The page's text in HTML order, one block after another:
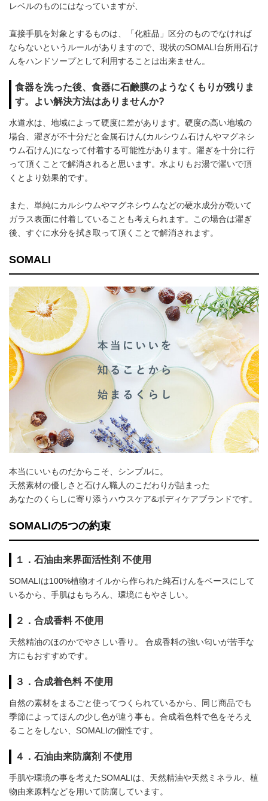
レベルのものにはなっていますが、
直接手肌を対象とするものは、「化粧品」区分のものでなければ
ならないというルールがありますので、現状のSOMALI台所用石け
んをハンドソープとして利用することは出来ません。
食器を洗った後、食器に石鹸膜のようなくもりが残りま
す。よい解決方法はありませんか?
水道水は、地域によって硬度に差があります。硬度の高い地域の
場合、濯ぎが不十分だと金属石けん(カルシウム石けんやマグネシ
ウム石けん)になって付着する可能性があります。濯ぎを十分に行
って頂くことで解消されると思います。水よりもお湯で濯いで頂
くとより効果的です。
また、単純にカルシウムやマグネシウムなどの硬水成分が乾いて
ガラス表面に付着していることも考えられます。この場合は濯ぎ
後、すぐに水分を拭き取って頂くことで解消されます。
SOMALI
本当にいいものだからこそ、シンプルに。
天然素材の優しさと石けん職人のこだわりが詰まった
あなたのくらしに寄り添うハウスケア&ボディケアブランドです。
SOMALIの5つの約束
１．石油由来界面活性剤 不使用
SOMALIは100%植物オイルから作られた純石けんをベースにして
いるから、手肌はもちろん、環境にもやさしい。
２．合成香料 不使用
天然精油のほのかでやさしい香り。 合成香料の強い匂いが苦手な
方にもおすすめです。
３．合成着色料 不使用
自然の素材をまるごと使ってつくられているから、同じ商品でも
季節によってほんの少し色が違う事も。合成着色料で色をそろえ
ることをしない、SOMALIの個性です。
４．石油由来防腐剤 不使用
手肌や環境の事を考えたSOMALIは、天然精油や天然ミネラル、植
物由来原料などを用いて防腐しています。